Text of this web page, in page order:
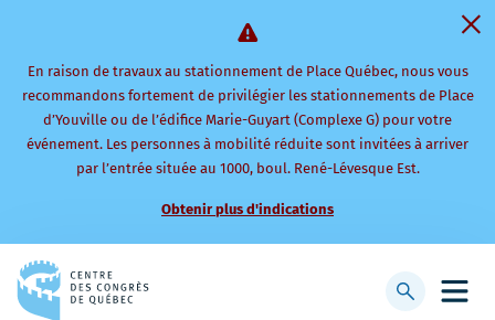
En raison de travaux au stationnement de Place Québec, nous vous
recommandons fortement de privilégier les stationnements de Place
d’Youville ou de l’édifice Marie-Guyart (Complexe G) pour votre
événement. Les personnes à mobilité réduite sont invitées à arriver
par l’entrée située au 1000, boul. René-Lévesque Est.
Obtenir plus d'indications
à
Afficher